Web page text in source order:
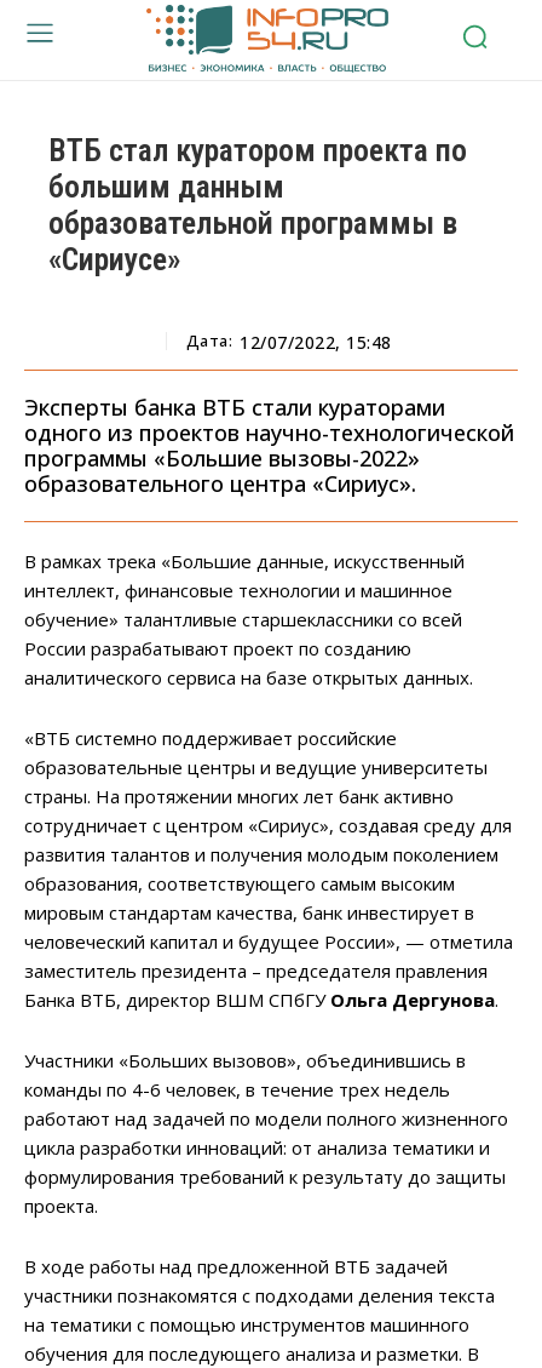
ВТБ стал куратором проекта по
большим данным
образовательной программы в
«Сириусе»
Дата: 12/07/2022, 15:48
Эксперты банка ВТБ стали кураторами
одного из проектов научно-технологической
программы «Большие вызовы-2022»
образовательного центра «Сириус».
В рамках трека «Большие данные, искусственный
интеллект, финансовые технологии и машинное
обучение» талантливые старшеклассники со всей
России разрабатывают проект по созданию
аналитического сервиса на базе открытых данных.
«ВТБ системно поддерживает российские
образовательные центры и ведущие университеты
страны. На протяжении многих лет банк активно
сотрудничает с центром «Сириус», создавая среду для
развития талантов и получения молодым поколением
образования, соответствующего самым высоким
мировым стандартам качества, банк инвестирует в
человеческий капитал и будущее России», — отметила
заместитель президента – председателя правления
Банка ВТБ, директор ВШМ СПбГУ Ольга Дергунова.
Участники «Больших вызовов», объединившись в
команды по 4-6 человек, в течение трех недель
работают над задачей по модели полного жизненного
цикла разработки инноваций: от анализа тематики и
формулирования требований к результату до защиты
проекта.
В ходе работы над предложенной ВТБ задачей
участники познакомятся с подходами деления текста
на тематики с помощью инструментов машинного
обучения для последующего анализа и разметки. В